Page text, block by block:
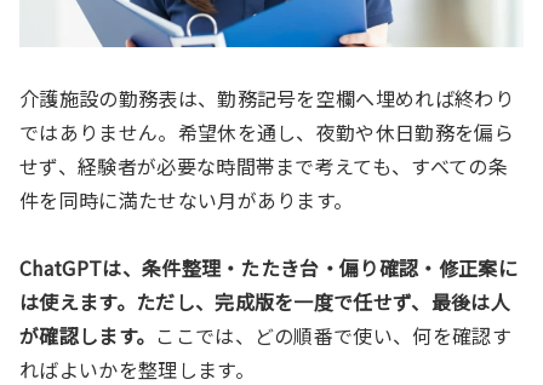
介護施設の勤務表は、勤務記号を空欄へ埋めれば終わり
ではありません。希望休を通し、夜勤や休日勤務を偏ら
せず、経験者が必要な時間帯まで考えても、すべての条
件を同時に満たせない月があります。
ChatGPTは、条件整理・たたき台・偏り確認・修正案に
は使えます。ただし、完成版を一度で任せず、最後は人
が確認します。 ここでは、どの順番で使い、何を確認す
ればよいかを整理します。